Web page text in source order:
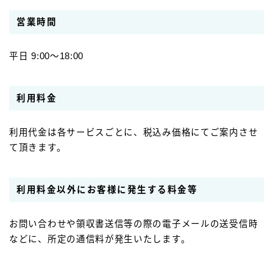
営業時間
平日 9:00～18:00
利用料金
利用代金は各サービスごとに、税込み価格にてご案内させ
て頂きます。
利用料金以外にお客様に発生する料金等
お問い合わせや領収書送信等の際の電子メールの送受信時
などに、所定の通信料が発生いたします。